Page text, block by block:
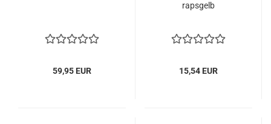
59,95 EUR
rapsgelb
15,54 EUR